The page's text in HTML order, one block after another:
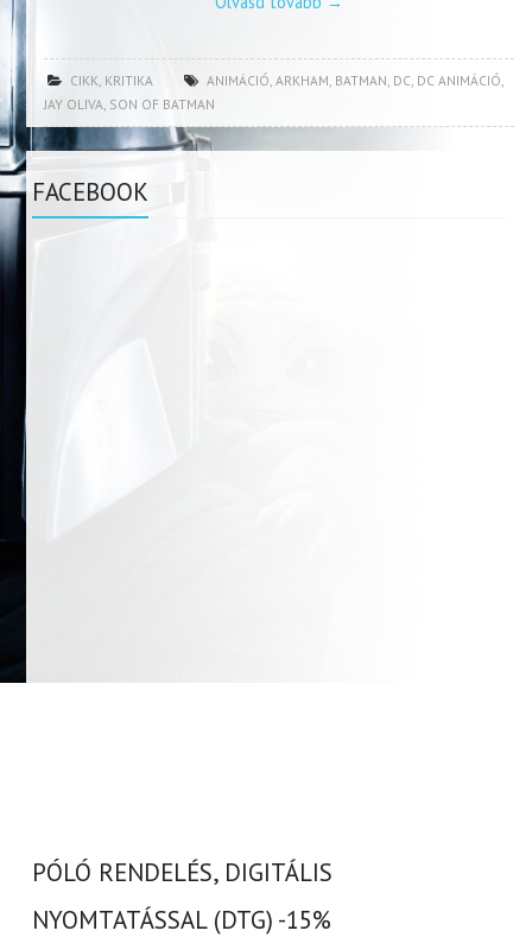
CIKK KRITIKA ANIMÁCIÓ ,ARKHAM BATMAN DC DC ANIMÁCIÓ
JAY OLIVA SON OF BATMAN
FACEBOOK
PÓLÓ RENDELÉS, DIGITÁLIS
NYOMTATÁSSAL (DTG) -15%